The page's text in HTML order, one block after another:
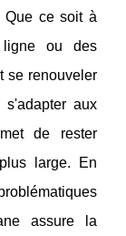
Que ce soit à
ligne ou des
se renouveler
aux
de rester
large. En
assure la